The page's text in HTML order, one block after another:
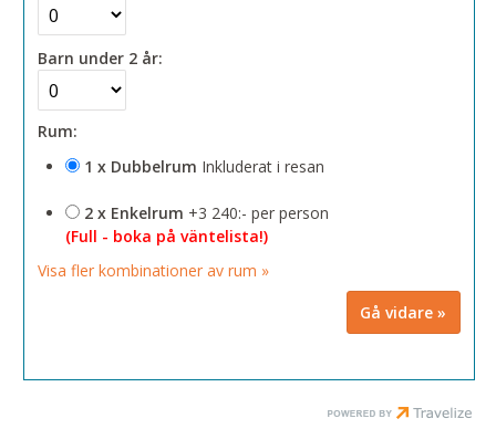
Barn under 2 år:
Rum:
1 x Dubbelrum Inkluderat i resan
2 x Enkelrum +3 240:- per person
(Full - boka på väntelista!)
Visa fler kombinationer av rum »